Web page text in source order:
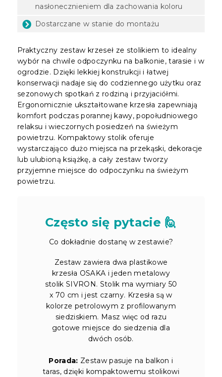
nasłonecznieniem dla zachowania koloru
Dostarczane w stanie do montażu
Praktyczny zestaw krzeseł ze stolikiem to idealny
wybór na chwile odpoczynku na balkonie, tarasie i w
ogrodzie. Dzięki lekkiej konstrukcji i łatwej
konserwacji nadaje się do codziennego użytku oraz
sezonowych spotkań z rodziną i przyjaciółmi.
Ergonomicznie ukształtowane krzesła zapewniają
komfort podczas porannej kawy, popołudniowego
relaksu i wieczornych posiedzeń na świeżym
powietrzu. Kompaktowy stolik oferuje
wystarczająco dużo miejsca na przekąski, dekoracje
lub ulubioną książkę, a cały zestaw tworzy
przyjemne miejsce do odpoczynku na świeżym
powietrzu.
Często się pytacie 🙋
Co dokładnie dostanę w zestawie?
Zestaw zawiera dwa plastikowe
krzesła OSAKA i jeden metalowy
stolik SIVRON. Stolik ma wymiary 50
x 70 cm i jest czarny. Krzesła są w
kolorze petrolowym z profilowanym
siedziskiem. Masz więc od razu
gotowe miejsce do siedzenia dla
dwóch osób.
Porada: Zestaw pasuje na balkon i
taras, dzięki kompaktowemu stolikowi